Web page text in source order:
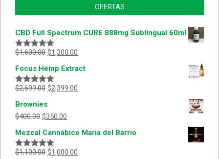
OFERTAS
CBD Full Spectrum CURE 888mg Sublingual 60ml
Valorado
5
$1,600.00 $1,300.00
Focus Hemp Extract
Valorado
5
$2,699.00 $2,399.00
Brownies
$400.00 $350.00
Mezcal Cannábico Maria del Barrio
Valorado
$1,100.00 $1,000.00